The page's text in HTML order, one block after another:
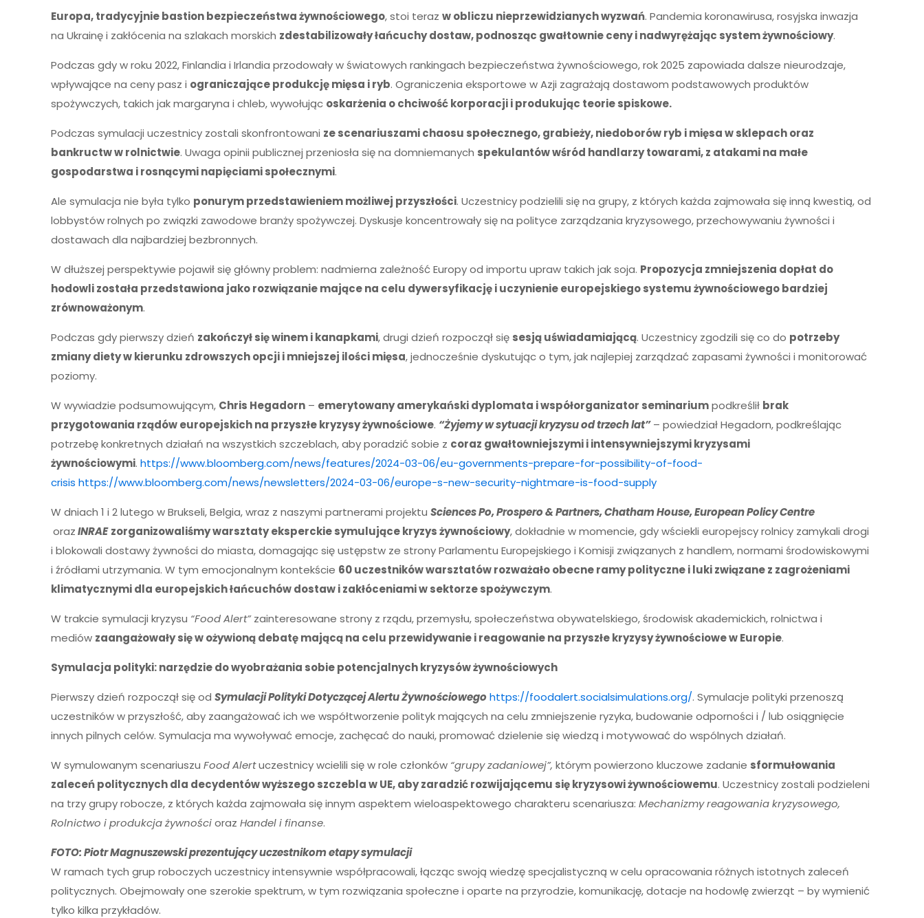
Europa, tradycyjnie bastion bezpieczeństwa żywnościowego, stoi terazw obliczu nieprzewidzianych wyzwań. Pandemia koronawirusa, rosyjska inwazja
na Ukrainę i zakłócenia na szlakach morskich zdestabilizowały łańcuchy dostaw, podnosząc gwałtownie ceny i nadwyrężając system żywnościowy.
Podczas gdy w roku 2022, Finlandia i Irlandia przodowały w światowych rankingach bezpieczeństwa żywnościowego, rok 2025 zapowiada dalsze nieurodzaje,
wpływające na ceny pasz i ograniczające produkcję mięsa i ryb. Ograniczenia eksportowe w Azji zagrażają dostawom podstawowych produktów
spożywczych, takich jak margaryna i chleb, wywołując oskarżenia o chciwość korporacji i produkując teorie spiskowe.
Podczas symulacji uczestnicy zostali skonfrontowani ze scenariuszami chaosu społecznego, grabieży, niedoborów ryb i mięsa w sklepach oraz
bankructw w rolnictwie. Uwaga opinii publicznej przeniosła się na domniemanych spekulantów wśród handlarzy towarami, z atakami na małe
gospodarstwa i rosnącymi napięciami społecznymi.
Ale symulacja nie była tylko ponurym przedstawieniem możliwej przyszłości. Uczestnicy podzielili się na grupy, z których każda zajmowała się inną kwestią, od
lobbystów rolnych po związki zawodowe branży spożywczej. Dyskusje koncentrowały się na polityce zarządzania kryzysowego, przechowywaniu żywności i
dostawach dla najbardziej bezbronnych.
W dłuższej perspektywie pojawił się główny problem: nadmierna zależność Europy od importu upraw takich jak soja. Propozycja zmniejszenia dopłat do
hodowli została przedstawiona jako rozwiązanie mające na celu dywersyfikację i uczynienie europejskiego systemu żywnościowego bardziej
zrównoważonym.
Podczas gdy pierwszy dzień zakończył się winem i kanapkami, drugi dzień rozpoczął się sesją uświadamiającą. Uczestnicy zgodzili się co do potrzeby
zmiany diety w kierunku zdrowszych opcji i mniejszej ilości mięsa, jednocześnie dyskutując o tym, jak najlepiej zarządzać zapasami żywności i monitorować
poziomy.
W wywiadzie podsumowującym, Chris Hegadorn – emerytowany amerykański dyplomata i współorganizator seminariumpodkreślił brak
przygotowania rządów europejskich na przyszłe kryzysy żywnościowe. “Żyjemy w sytuacji kryzysu od trzech lat”– powiedział Hegadorn, podkreślając
potrzebę konkretnych działań na wszystkich szczeblach, aby poradzić sobie z coraz gwałtowniejszymi i intensywniejszymi kryzysami
żywnościowymi.https://www.bloomberg.com/news/features/2024-03-06/eu-governments-prepare-for-possibility-of-food-
crisis https://www.bloomberg.com/news/newsletters/2024-03-06/europe-s-new-security-nightmare-is-food-supply
W dniach 1 i 2 lutego w Brukseli, Belgia, wraz z naszymi partnerami projektuSciences Po, Prospero & Partners, Chatham House, European Policy Centre
orazINRAE zorganizowaliśmy warsztaty eksperckie symulujące kryzys żywnościowy, dokładnie w momencie, gdy wściekli europejscy rolnicy zamykali drogi
i blokowali dostawy żywności do miasta, domagając się ustępstw ze strony Parlamentu Europejskiego i Komisji związanych z handlem, normami środowiskowymi
i źródłami utrzymania. W tym emocjonalnym kontekście 60 uczestników warsztatów rozważało obecne ramy polityczne i luki związane z zagrożeniami
klimatycznymi dla europejskich łańcuchów dostaw i zakłóceniami w sektorze spożywczym.
W trakcie symulacji kryzysu “Food Alert”zainteresowane strony z rządu, przemysłu, społeczeństwa obywatelskiego, środowisk akademickich, rolnictwa i
mediów zaangażowały się w ożywioną debatę mającą na celu przewidywanie i reagowanie na przyszłe kryzysy żywnościowe w Europie.
Symulacja polityki: narzędzie do wyobrażania sobie potencjalnych kryzysów żywnościowych
Pierwszy dzień rozpoczął się odSymulacji Polityki Dotyczącej Alertu Żywnościowegohttps://foodalert.socialsimulations.org/. Symulacje polityki przenoszą
uczestników w przyszłość, aby zaangażować ich we współtworzenie polityk mających na celu zmniejszenie ryzyka, budowanie odporności i / lub osiągnięcie
innych pilnych celów. Symulacja ma wywoływać emocje, zachęcać do nauki, promować dzielenie się wiedzą i motywować do wspólnych działań.
W symulowanym scenariuszuFood Alertuczestnicy wcielili się w role członków “grupy zadaniowej”, którym powierzono kluczowe zadanie sformułowania
zaleceń politycznych dla decydentów wyższego szczebla w UE, aby zaradzić rozwijającemu się kryzysowi żywnościowemu. Uczestnicy zostali podzieleni
na trzy grupy robocze, z których każda zajmowała się innym aspektem wieloaspektowego charakteru scenariusza:Mechanizmy reagowania kryzysowego,
Rolnictwo i produkcja żywnościoraz Handel i finanse.
FOTO: Piotr Magnuszewski prezentujący uczestnikom etapy symulacji
W ramach tych grup roboczych uczestnicy intensywnie współpracowali, łącząc swoją wiedzę specjalistyczną w celu opracowania różnych istotnych zaleceń
politycznych. Obejmowały one szerokie spektrum, w tym rozwiązania społeczne i oparte na przyrodzie, komunikację, dotacje na hodowlę zwierząt – by wymienić
tylko kilka przykładów.